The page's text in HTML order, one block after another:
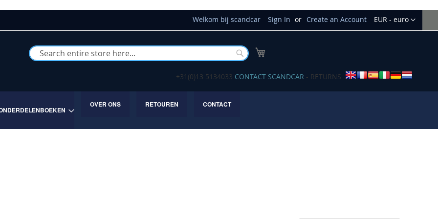
Currency
EUR - euro
Welkom bij scandcar Sign In Create an Account
Buscar
+31(0)13 5134033 CONTACT SCANDCAR - RETURNS
OVER ONS RETOUREN CONTACT